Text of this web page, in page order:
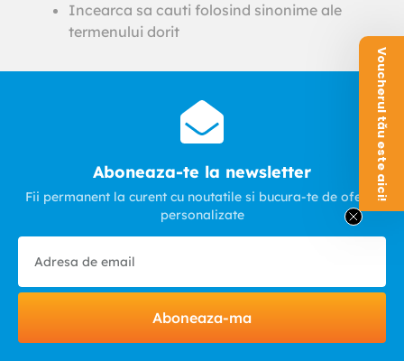
Incearca sa cauti folosind sinonime ale
termenului dorit
Aboneaza-te la newsletter
Fii permanent la curent cu noutatile si bucura-te de oferte
personalizate
Aboneaza-ma
Voucherul tău este aici!